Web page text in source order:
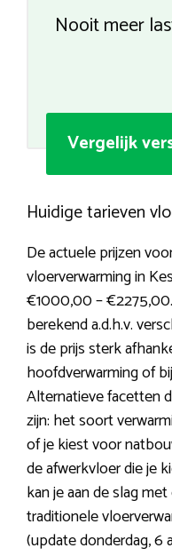
Nooit meer
Vergelijk
Huidige tarieven
De actuele prijzen
vloerverwarming in
€1000,00 –
berekend a.d.h.v.
is de prijs sterk
hoofdverwarming of
Alternatieve facetten
zijn: het soort
of je kiest voor
de afwerkvloer die je
kan je aan de slag
traditionele
(update donderdag, 6